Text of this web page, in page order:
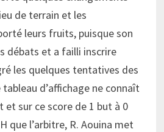
de terrain et les
leurs fruits, puisque son
débats et a failli inscrire
les quelques tentatives des
tableau d’affichage ne connaît
et sur ce score de 1 but à 0
que l’arbitre, R. Aouina met